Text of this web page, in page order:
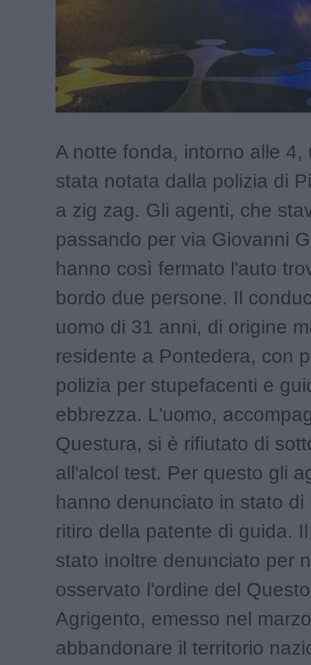
A notte fonda, intorno alle 4,
stata notata dalla polizia di
a zig zag. Gli agenti, che
passando per via Giovanni
hanno così fermato l'auto
bordo due persone. Il
uomo di 31 anni, di origine
residente a Pontedera, con
polizia per stupefacenti e
ebbrezza. L'uomo,
Questura, si è rifiutato di
all'alcol test. Per questo gli
hanno denunciato in stato di
ritiro della patente di guida.
stato inoltre denunciato per
osservato l'ordine del
Agrigento, emesso nel
abbandonare il territorio